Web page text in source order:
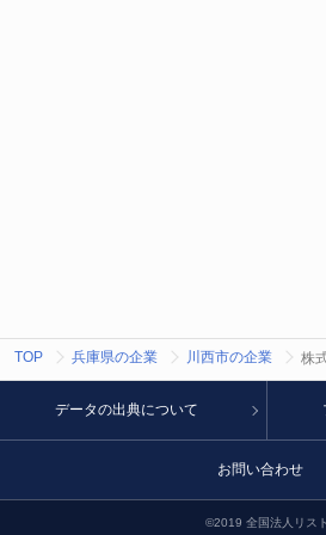
TOP 兵庫県の企業 川西市の企業 株
©2019 全国法人リスト
データの出典について
お問い合わせ